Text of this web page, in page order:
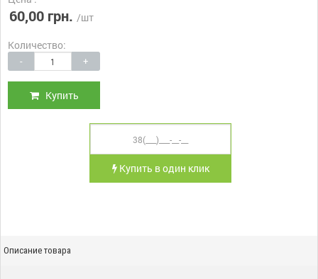
60,00 грн. /шт
Количество:
- +
Купить
Купить в один клик
Описание товара